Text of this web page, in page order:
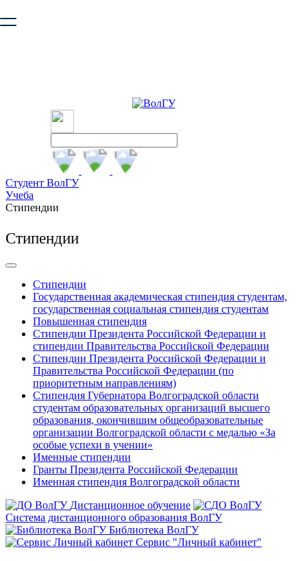
безопасную работу с сайтом. Пожалуйста
Студент ВолГУ
Учеба
Стипендии
Стипендии
Стипендии
Государственная академическая стипендия студентам,
государственная социальная стипендия студентам
Повышенная стипендия
Стипендии Президента Российской Федерации и
стипендии Правительства Российской Федерации
Стипендии Президента Российской Федерации и
Правительства Российской Федерации (по
приоритетным направлениям)
Стипендия Губернатора Волгоградской области
студентам образовательных организаций высшего
образования, окончившим общеобразовательные
организации Волгоградской области с медалью «За
особые успехи в учении»
Именные стипендии
Гранты Президента Российской Федерации
Именная стипендия Волгоградской области
Дистанционное обучение
Система дистанционного образования ВолГУ
Библиотека ВолГУ
Сервис "Личный кабинет"